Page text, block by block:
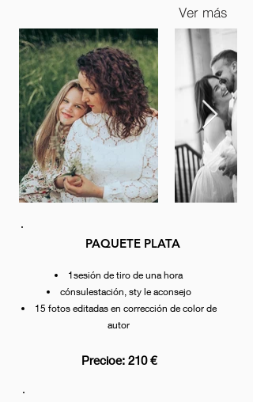
Ver más
PAQUETE PLATA
1sesión de tiro de una hora
cónsulestación, sty le aconsejo
15 fotos editadas en corrección de color de
autor
Precioe: 210 €